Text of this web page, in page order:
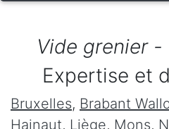
Vide grenier
Expertise et
Bruxelles, Brabant
Hainaut, Liège, Mons,